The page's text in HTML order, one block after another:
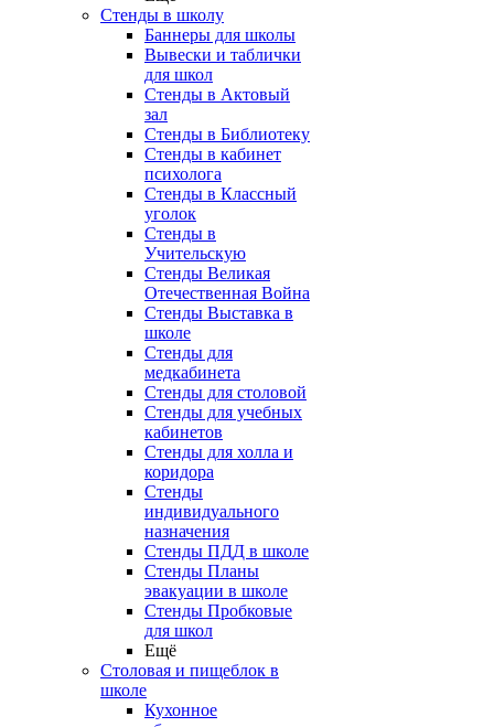
Стенды в школу
Баннеры для школы
Вывески и таблички
для школ
Стенды в Актовый
зал
Стенды в Библиотеку
Стенды в кабинет
психолога
Стенды в Классный
уголок
Стенды в
Учительскую
Стенды Великая
Отечественная Война
Стенды Выставка в
школе
Стенды для
медкабинета
Стенды для столовой
Стенды для учебных
кабинетов
Стенды для холла и
коридора
Стенды
индивидуального
назначения
Стенды ПДД в школе
Стенды Планы
эвакуации в школе
Стенды Пробковые
для школ
Ещё
Столовая и пищеблок в
школе
Кухонное